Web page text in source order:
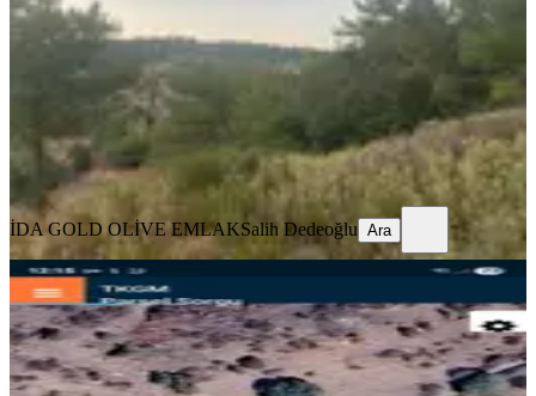
1590 m²·1.258/m² 09.07.2025
2.000.000 ₺
İDA GOLD OLİVE EMLAK Salih Dedeoğlu
İDA GOLD OLİVE EMLAKSalih Dedeoğlu Ara
Ayvacık Ahmetler Yola Cephe Ev
Yapımına Uygun Bağ..
Ayvacık, Ahmetler Köyü